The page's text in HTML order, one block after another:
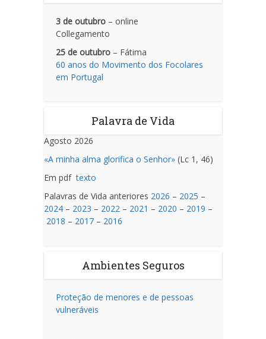
3 de outubro – online
Collegamento
25 de outubro – Fátima
60 anos do Movimento dos Focolares
em Portugal
Palavra de Vida
Agosto 2026
«A minha alma glorifica o Senhor» (Lc 1, 46)
Em pdftexto
Palavras de Vida anteriores 2026 – 2025 –
2024 – 2023 – 2022 – 2021 – 2020 – 2019 –
2018 – 2017 – 2016
Ambientes Seguros
Proteção de menores e de pessoas
vulneráveis